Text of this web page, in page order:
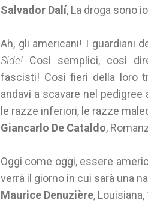
Salvador Dalí, La droga sono
Ah, gli americani! I guardiani
Side! Così semplici, così
fascisti! Così fieri della loro
andavi a scavare nel
le razze inferiori, le razze
Giancarlo De Cataldo,
Oggi come oggi, essere
verrà il giorno in cui sarà una
Maurice Denuzière,